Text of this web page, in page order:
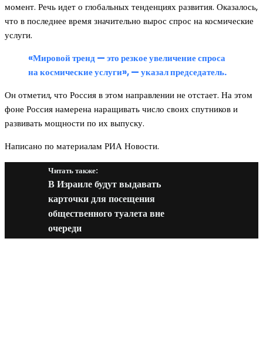
момент. Речь идет о глобальных тенденциях развития. Оказалось,
что в последнее время значительно вырос спрос на космические
услуги.
«Мировой тренд — это резкое увеличение спроса
на космические услуги», — указал председатель.
Он отметил, что Россия в этом направлении не отстает. На этом
фоне Россия намерена наращивать число своих спутников и
развивать мощности по их выпуску.
Написано по материалам РИА Новости.
Читать также:
В Израиле будут выдавать
карточки для посещения
общественного туалета вне
очереди